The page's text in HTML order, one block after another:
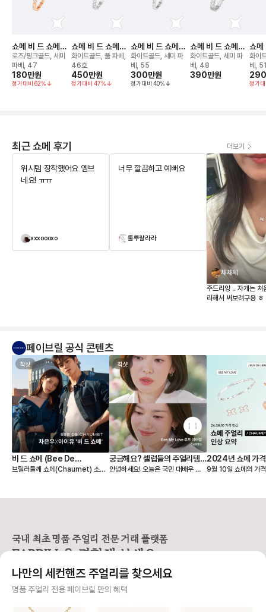
쇼메 비 드 쇼메
(구)비마이러브
2.5mm 링
로즈/핑크골드, 세미
파베, 47
180만원
정가대비 62%
쇼메 비 드 쇼메
(구)비마이러브
2.5mm 링
화이트골드, 풀 파베,
46호
450만원
정가대비 47%
쇼메 비 드 쇼메
(구)비마이러브
2.5mm 링
화이트골드, 세미 파
베, 55
300만원
정가대비 40%
쇼메 비 드 쇼메
(구)비마이러브 링
화이트골드, 세미 파
베, 48
390만원
쇼메
(구)
화이
베, 51
정가
최근 쇼메 후기 더보기
위시템 장착했어요 옘브
네요! ㅠㅠ
xxxoooxo
너무 깔끔하고 예뻐요
룰루랄라라
채채체
주드리앙 .. 자개는 처
리해서 써보려구용 ㅎ
페이브릴 공식 콘텐츠
착샷
비 드 쇼메 (Bee De
Chaumet) with 차은우X아
브릴러들께 쇼메(Chaumet) 소식
et) 캠페인을 공개했어요! 공개된 화
참여했어요. 차은우 님과 아이유 님
의 서로 상반되는 이미지로 인해 우
받았는데요! 짙은 이목구비의 차은우
님 덕분에 아이유 님의 부드러운 이
미지가 돋보인 화보가 아니였을까 생
착샷
궁금해요? 셀럽들의 주얼리템!
‘송혜교 with 쇼메
안녕하세요! 오늘은 국민 대배우 송
언니는 프랑스의 하이엔드 명품주얼
쇼메의 어떤 제품을 착용했는지 페이
브릴에서 소개해드릴게요❤️ . . . 1️⃣
만에 돌아온 예능 ‘유퀴즈 온 더 블
습으로 더 많은 사랑을 받고 있는 혜
2024년 쇼메 가격
9월 10일 쇼메의 가
수 있는데요. 이번 가
스, 이어링 ▪️조세핀
국내 최초 명품 주얼리 전문 거래 플랫폼
FABRILL을 경험해 보세요.
사기 걱정 없는 안전 결제
나만의 세컨핸즈 주얼리를 찾으세요
명품 주얼리 전용 페이브릴 만의 혜택